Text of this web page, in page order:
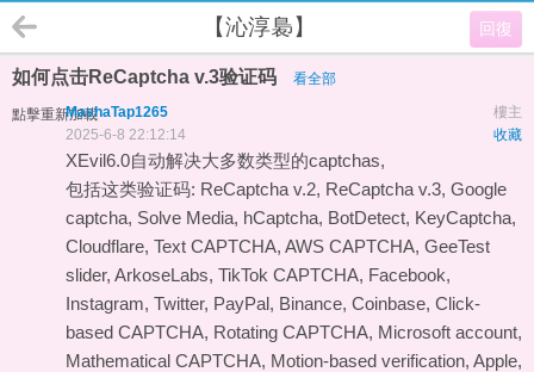
回復
【沁淳裊】
如何点击ReCaptcha v.3验证码 看全部
點擊重新加載 樓主
MashaTap1265
收藏
2025-6-8 22:12:14
XEvil6.0自动解决大多数类型的captchas,
包括这类验证码: ReCaptcha v.2, ReCaptcha v.3, Google
captcha, Solve Media, hCaptcha, BotDetect, KeyCaptcha,
Cloudflare, Text CAPTCHA, AWS CAPTCHA, GeeTest
slider, ArkoseLabs, TikTok CAPTCHA, Facebook,
Instagram, Twitter, PayPal, Binance, Coinbase, Click-
based CAPTCHA, Rotating CAPTCHA, Microsoft account,
Mathematical CAPTCHA, Motion-based verification, Apple,